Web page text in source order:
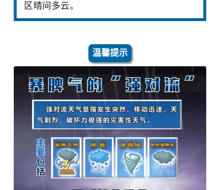
区晴间多云。
温馨提示